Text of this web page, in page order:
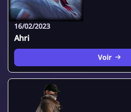
16/02/2023
Ahri
Voir